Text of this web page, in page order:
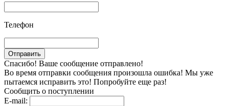
Телефон
Спасибо! Ваше сообщение отправлено!
Во время отправки сообщения произошла ошибка! Мы уже
пытаемся исправить это! Попробуйте еще раз!
Сообщить о поступлении
E-mail: